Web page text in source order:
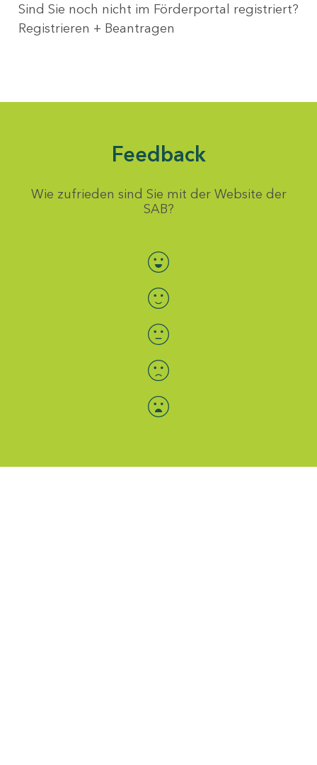
Sind Sie noch nicht im Förderportal registriert?
Registrieren + Beantragen
Feedback
Wie zufrieden sind Sie mit der Website der
SAB?
Bewertung auswählen